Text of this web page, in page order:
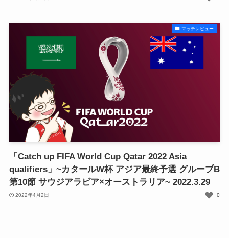
マッチレビュー
「Catch up FIFA World Cup Qatar 2022 Asia
qualifiers」~カタールW杯 アジア最終予選 グループB
第10節 サウジアラビア×オーストラリア~ 2022.3.29
2022年4月2日 0